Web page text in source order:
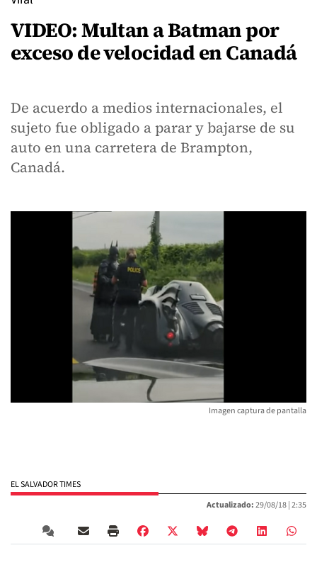
VIDEO: Multan a Batman por
exceso de velocidad en Canadá
De acuerdo a medios internacionales, el
sujeto fue obligado a parar y bajarse de su
auto en una carretera de Brampton,
Canadá.
Imagen captura de pantalla
EL SALVADOR TIMES
Actualizado:29/08/18 |2:35